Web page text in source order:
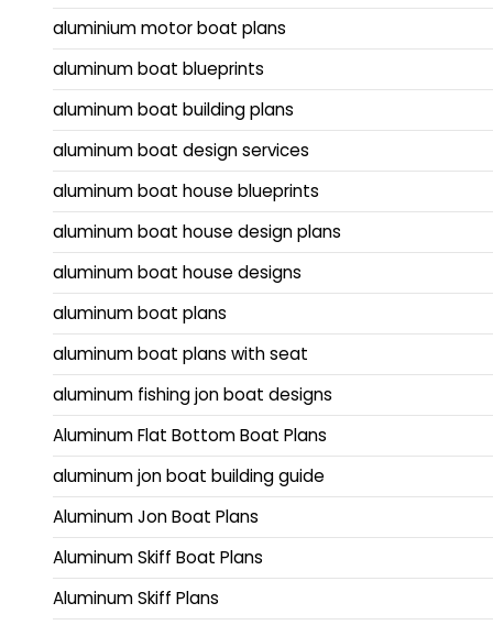
aluminium motor boat plans
aluminum boat blueprints
aluminum boat building plans
aluminum boat design services
aluminum boat house blueprints
aluminum boat house design plans
aluminum boat house designs
aluminum boat plans
aluminum boat plans with seat
aluminum fishing jon boat designs
Aluminum Flat Bottom Boat Plans
aluminum jon boat building guide
Aluminum Jon Boat Plans
Aluminum Skiff Boat Plans
Aluminum Skiff Plans